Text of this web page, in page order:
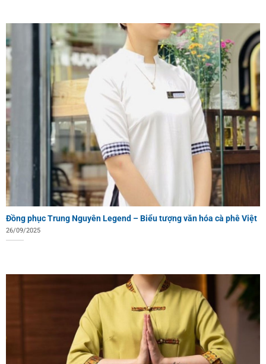
Đồng phục Trung Nguyên Legend – Biểu tượng văn hóa cà phê Việt
26/09/2025